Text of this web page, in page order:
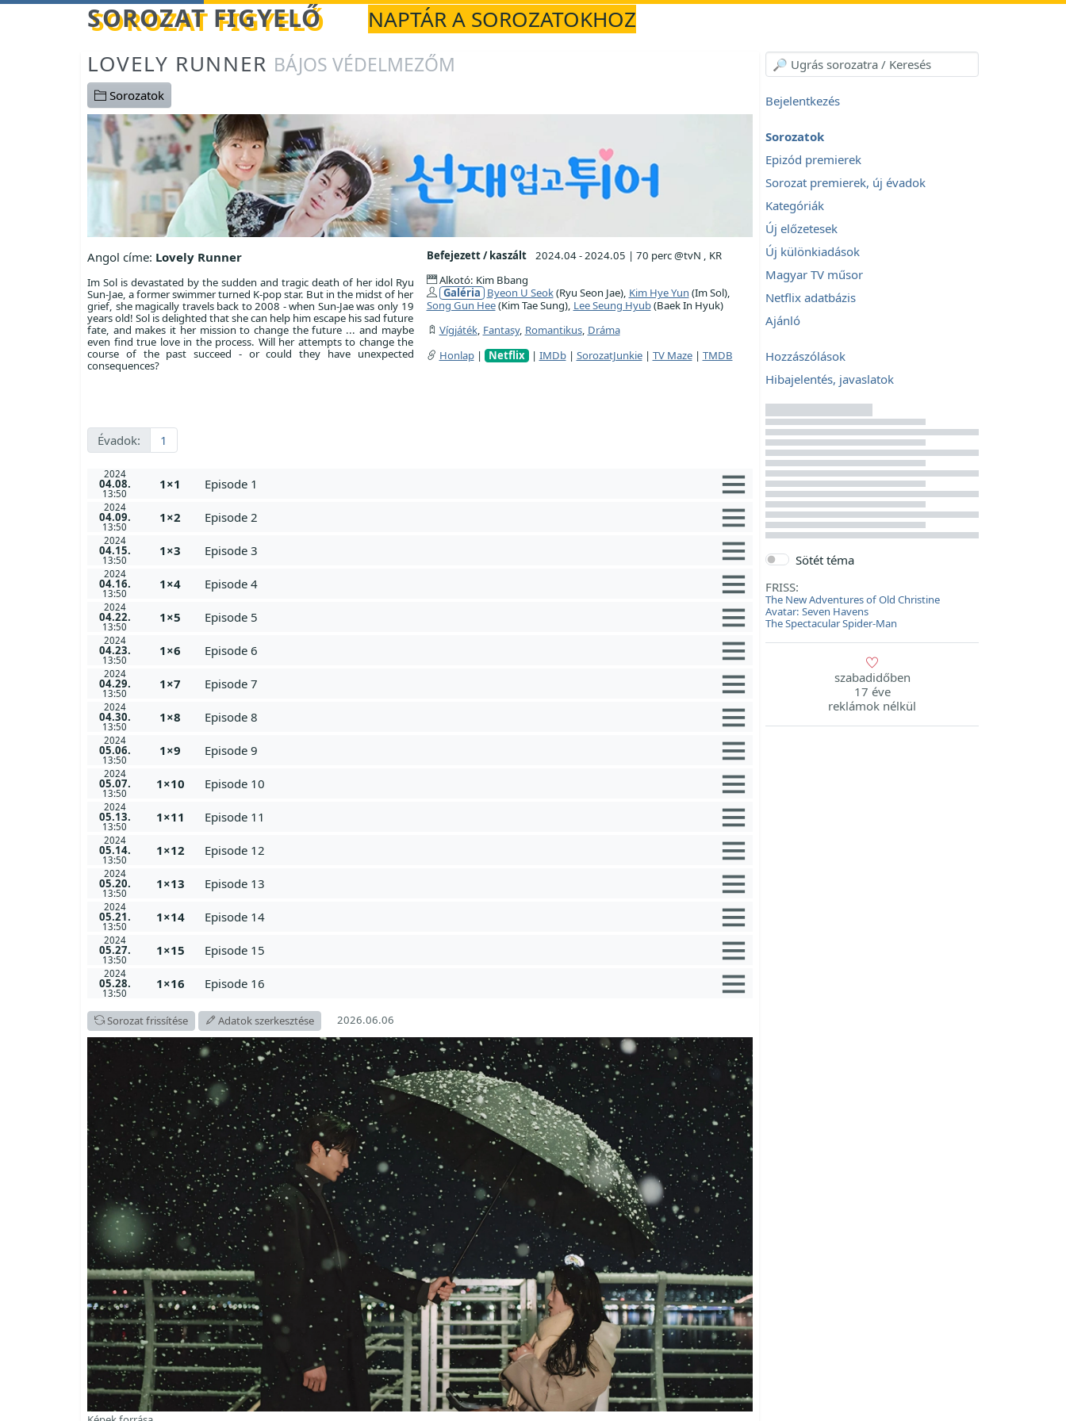
Betöltés... SOROZAT FIGYELŐ
NAPTÁR A SOROZATOKHOZ
LOVELY RUNNER BÁJOS VÉDELMEZŐM
Sorozatok
Angol címe: Lovely Runner
Im Sol is devastated by the sudden and tragic death of her idol Ryu
Sun-Jae, a former swimmer turned K-pop star. But in the midst of her
grief, she magically travels back to 2008 - when Sun-Jae was only 19
years old! Sol is delighted that she can help him escape his sad future
fate, and makes it her mission to change the future ... and maybe
even find true love in the process. Will her attempts to change the
course of the past succeed - or could they have unexpected
consequences?
Befejezett / kaszált 2024.04 - 2024.05 | 70 perc @tvN , KR
Alkotó: Kim Bbang
Galéria Byeon U Seok(Ryu Seon Jae), Kim Hye Yun (Im Sol),
Song Gun Hee(Kim Tae Sung), Lee Seung Hyub(Baek In Hyuk)
Vígjáték, Fantasy, Romantikus, Dráma
Honlap| Netflix | IMDb| SorozatJunkie| TV Maze| TMDB
Évadok: 1
2024
04.08.
13:50
1×1 Episode 1
2024
04.09.
13:50
1×2 Episode 2
2024
04.15.
13:50
1×3 Episode 3
2024
04.16.
13:50
1×4 Episode 4
2024
04.22.
13:50
1×5 Episode 5
2024
04.23.
13:50
1×6 Episode 6
2024
04.29.
13:50
1×7 Episode 7
2024
04.30.
13:50
1×8 Episode 8
2024
05.06.
13:50
1×9 Episode 9
2024
05.07.
13:50
1×10 Episode 10
2024
05.13.
13:50
1×11 Episode 11
2024
05.14.
13:50
1×12 Episode 12
2024
05.20.
13:50
1×13 Episode 13
2024
05.21.
13:50
1×14 Episode 14
2024
05.27.
13:50
1×15 Episode 15
2024
05.28.
13:50
1×16 Episode 16
Sorozat frissítése Adatok szerkesztése 2026.06.06
Bejelentkezés
Sorozatok
Epizód premierek
Sorozat premierek, új évadok
Kategóriák
Új előzetesek
Új különkiadások
Magyar TV műsor
Netflix adatbázis
Ajánló
Hozzászólások
Hibajelentés, javaslatok
Sötét téma
FRISS:
The New Adventures of Old Christine
Avatar: Seven Havens
The Spectacular Spider-Man
szabadidőben
17 éve
reklámok nélkül